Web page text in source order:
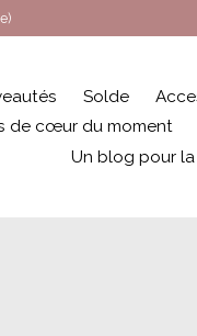
Solde
de cœur du moment
Un blog pour